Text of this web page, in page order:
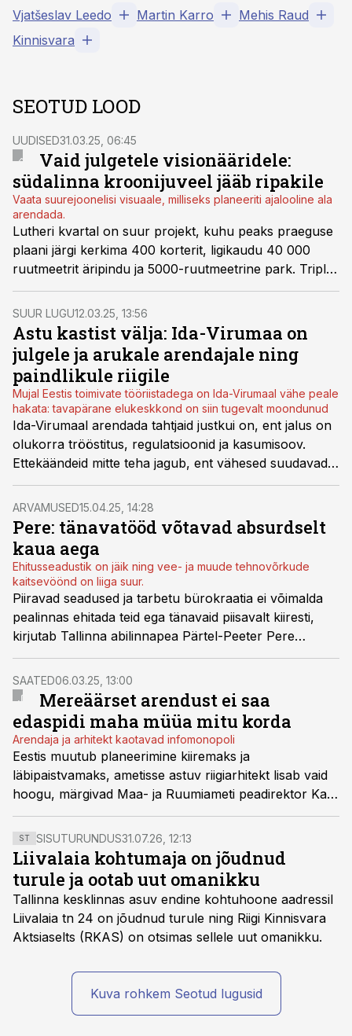
Vjatšeslav Leedo Martin Karro
Mehis Raud
Kinnisvara
SEOTUD LOOD
UUDISED31.03.25, 06:45
Vaid julgetele visionääridele:
südalinna kroonijuveel jääb ripakile
Vaata suurejoonelisi visuaale, milliseks planeeriti ajalooline ala
arendada.
Lutheri kvartal on suur projekt, kuhu peaks praeguse
plaani järgi kerkima 400 korterit, ligikaudu 40 000
ruutmeetrit äripindu ja 5000-ruutmeetrine park. Triple
Net Capital kaalub Tallinna kesklinnas asuva kvartali
arendusprojekti müümist. Kuigi konkurendid kiidavad
magusat asukohta, siis võimalikke riske arvestades ei
tõtta keegi kohe pakkumist tegema.
SUUR LUGU12.03.25, 13:56
Astu kastist välja: Ida-Virumaa on
julgele ja arukale arendajale ning
paindlikule riigile
Mujal Eestis toimivate tööriistadega on Ida-Virumaal vähe peale
hakata: tavapärane elukeskkond on siin tugevalt moondunud
Ida-Virumaal arendada tahtjaid justkui on, ent jalus on
olukorra trööstitus, regulatsioonid ja kasumisoov.
Ettekäändeid mitte teha jagub, ent vähesed suudavad
näha laiemat pilti ja vaid üksikud taipavad olukorda
süveneda - nemad riisuvad tulevikus koore.
ARVAMUSED15.04.25, 14:28
Pere: tänavatööd võtavad absurdselt
kaua aega
Ehitusseadustik on jäik ning vee- ja muude tehnovõrkude
kaitsevöönd on liiga suur.
Piiravad seadused ja tarbetu bürokraatia ei võimalda
pealinnas ehitada teid ega tänavaid piisavalt kiiresti,
kirjutab Tallinna abilinnapea Pärtel-Peeter Pere
(Reformierakond).
SAATED06.03.25, 13:00
Mereäärset arendust ei saa
edaspidi maha müüa mitu korda
Arendaja ja arhitekt kaotavad infomonopoli
Eestis muutub planeerimine kiiremaks ja
läbipaistvamaks, ametisse astuv riigiarhitekt lisab vaid
hoogu, märgivad Maa- ja Ruumiameti peadirektor Kati
Tamtik ja Maa- ja Ruumiameti digiteenuste teenistuse
direktor Taavi Jakobson saates Kinnisvaratund.
ST SISUTURUNDUS31.07.26, 12:13
Liivalaia kohtumaja on jõudnud
turule ja ootab uut omanikku
Tallinna kesklinnas asuv endine kohtuhoone aadressil
Liivalaia tn 24 on jõudnud turule ning Riigi Kinnisvara
Aktsiaselts (RKAS) on otsimas sellele uut omanikku.
Kuva rohkem Seotud lugusid